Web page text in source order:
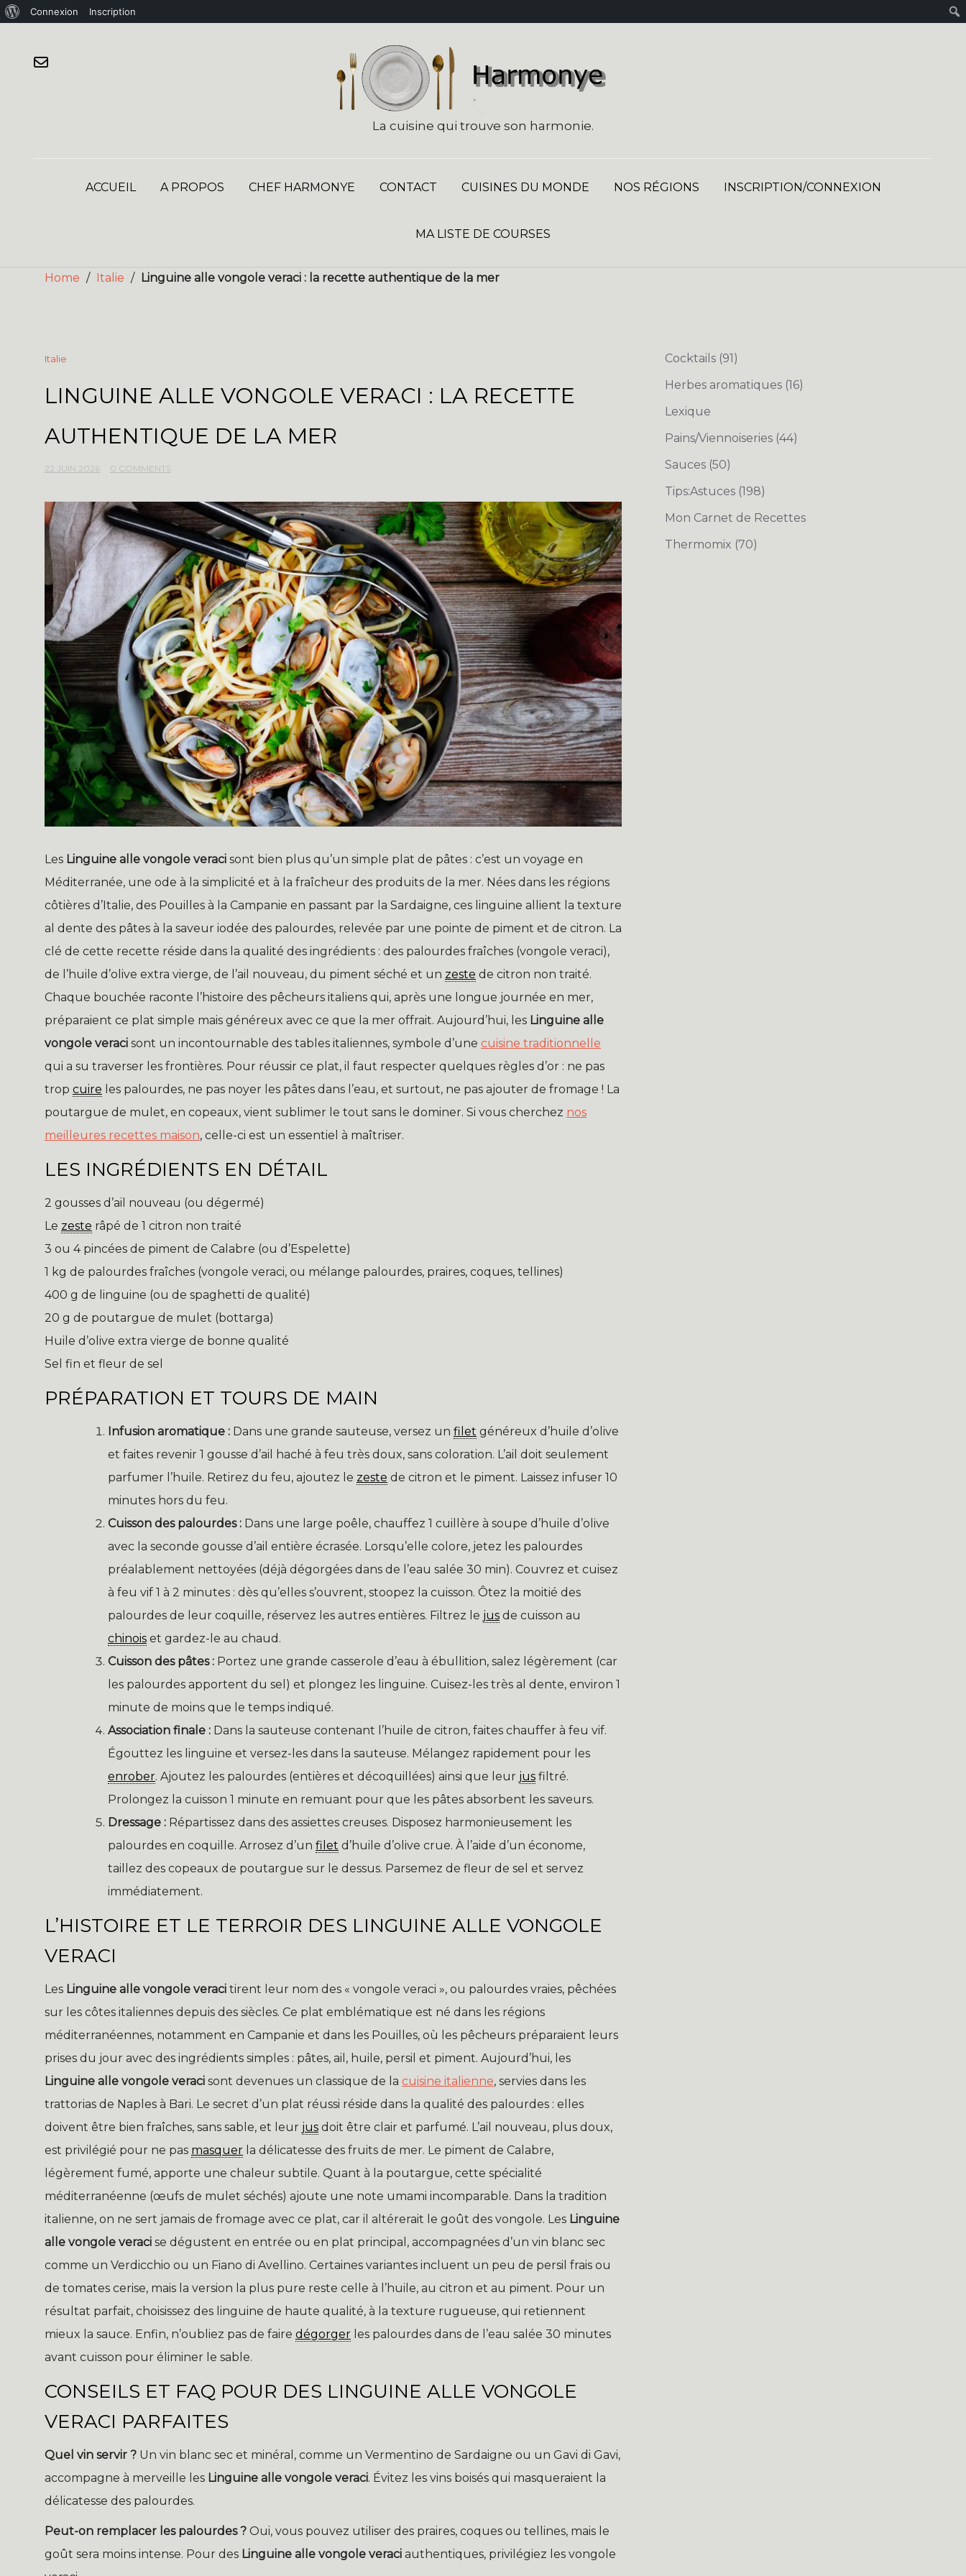
Connexion Inscription
La cuisine qui trouve son harmonie.
ACCUEIL A PROPOS CHEF HARMONYE CONTACT CUISINES DU MONDE NOS RÉGIONS INSCRIPTION/CONNEXION
MA LISTE DE COURSES
Home / Italie / Linguine alle vongole veraci : la recette authentique de la mer
Italie
LINGUINE ALLE VONGOLE VERACI : LA RECETTE
AUTHENTIQUE DE LA MER
22 JUIN 2026 0 COMMENTS
Les Linguine alle vongole veraci sont bien plus qu’un simple plat de pâtes : c’est un voyage en
Méditerranée, une ode à la simplicité et à la fraîcheur des produits de la mer. Nées dans les régions
côtières d’Italie, des Pouilles à la Campanie en passant par la Sardaigne, ces linguine allient la texture
al dente des pâtes à la saveur iodée des palourdes, relevée par une pointe de piment et de citron. La
clé de cette recette réside dans la qualité des ingrédients : des palourdes fraîches (vongole veraci),
de l’huile d’olive extra vierge, de l’ail nouveau, du piment séché et un zeste de citron non traité.
Chaque bouchée raconte l’histoire des pêcheurs italiens qui, après une longue journée en mer,
préparaient ce plat simple mais généreux avec ce que la mer offrait. Aujourd’hui, les Linguine alle
vongole veraci sont un incontournable des tables italiennes, symbole d’une cuisine traditionnelle
qui a su traverser les frontières. Pour réussir ce plat, il faut respecter quelques règles d’or : ne pas
trop cuire les palourdes, ne pas noyer les pâtes dans l’eau, et surtout, ne pas ajouter de fromage ! La
poutargue de mulet, en copeaux, vient sublimer le tout sans le dominer. Si vous cherchez nos
meilleures recettes maison, celle-ci est un essentiel à maîtriser.
LES INGRÉDIENTS EN DÉTAIL
2 gousses d’ail nouveau (ou dégermé)
Le zeste râpé de 1 citron non traité
3 ou 4 pincées de piment de Calabre (ou d’Espelette)
1 kg de palourdes fraîches (vongole veraci, ou mélange palourdes, praires, coques, tellines)
400 g de linguine (ou de spaghetti de qualité)
20 g de poutargue de mulet (bottarga)
Huile d’olive extra vierge de bonne qualité
Sel fin et fleur de sel
PRÉPARATION ET TOURS DE MAIN
Infusion aromatique : Dans une grande sauteuse, versez un filet généreux d’huile d’olive
et faites revenir 1 gousse d’ail haché à feu très doux, sans coloration. L’ail doit seulement
parfumer l’huile. Retirez du feu, ajoutez le zeste de citron et le piment. Laissez infuser 10
minutes hors du feu.
Cuisson des palourdes : Dans une large poêle, chauffez 1 cuillère à soupe d’huile d’olive
avec la seconde gousse d’ail entière écrasée. Lorsqu’elle colore, jetez les palourdes
préalablement nettoyées (déjà dégorgées dans de l’eau salée 30 min). Couvrez et cuisez
à feu vif 1 à 2 minutes : dès qu’elles s’ouvrent, stoopez la cuisson. Ôtez la moitié des
palourdes de leur coquille, réservez les autres entières. Filtrez le jus de cuisson au
chinois et gardez-le au chaud.
Cuisson des pâtes : Portez une grande casserole d’eau à ébullition, salez légèrement (car
les palourdes apportent du sel) et plongez les linguine. Cuisez-les très al dente, environ 1
minute de moins que le temps indiqué.
Association finale : Dans la sauteuse contenant l’huile de citron, faites chauffer à feu vif.
Égouttez les linguine et versez-les dans la sauteuse. Mélangez rapidement pour les
enrober. Ajoutez les palourdes (entières et décoquillées) ainsi que leur jus filtré.
Prolongez la cuisson 1 minute en remuant pour que les pâtes absorbent les saveurs.
Dressage : Répartissez dans des assiettes creuses. Disposez harmonieusement les
palourdes en coquille. Arrosez d’un filet d’huile d’olive crue. À l’aide d’un économe,
taillez des copeaux de poutargue sur le dessus. Parsemez de fleur de sel et servez
immédiatement.
L’HISTOIRE ET LE TERROIR DES LINGUINE ALLE VONGOLE
VERACI
Les Linguine alle vongole veraci tirent leur nom des « vongole veraci », ou palourdes vraies, pêchées
sur les côtes italiennes depuis des siècles. Ce plat emblématique est né dans les régions
méditerranéennes, notamment en Campanie et dans les Pouilles, où les pêcheurs préparaient leurs
prises du jour avec des ingrédients simples : pâtes, ail, huile, persil et piment. Aujourd’hui, les
Linguine alle vongole veraci sont devenues un classique de la cuisine italienne, servies dans les
trattorias de Naples à Bari. Le secret d’un plat réussi réside dans la qualité des palourdes : elles
doivent être bien fraîches, sans sable, et leur jus doit être clair et parfumé. L’ail nouveau, plus doux,
est privilégié pour ne pas masquer la délicatesse des fruits de mer. Le piment de Calabre,
légèrement fumé, apporte une chaleur subtile. Quant à la poutargue, cette spécialité
méditerranéenne (œufs de mulet séchés) ajoute une note umami incomparable. Dans la tradition
italienne, on ne sert jamais de fromage avec ce plat, car il altérerait le goût des vongole. Les Linguine
alle vongole veraci se dégustent en entrée ou en plat principal, accompagnées d’un vin blanc sec
comme un Verdicchio ou un Fiano di Avellino. Certaines variantes incluent un peu de persil frais ou
de tomates cerise, mais la version la plus pure reste celle à l’huile, au citron et au piment. Pour un
résultat parfait, choisissez des linguine de haute qualité, à la texture rugueuse, qui retiennent
mieux la sauce. Enfin, n’oubliez pas de faire dégorger les palourdes dans de l’eau salée 30 minutes
avant cuisson pour éliminer le sable.
CONSEILS ET FAQ POUR DES LINGUINE ALLE VONGOLE
VERACI PARFAITES
Quel vin servir ? Un vin blanc sec et minéral, comme un Vermentino de Sardaigne ou un Gavi di Gavi,
accompagne à merveille les Linguine alle vongole veraci. Évitez les vins boisés qui masqueraient la
délicatesse des palourdes.
Peut-on remplacer les palourdes ? Oui, vous pouvez utiliser des praires, coques ou tellines, mais le
goût sera moins intense. Pour des Linguine alle vongole veraci authentiques, privilégiez les vongole
Cocktails (91)
Herbes aromatiques (16)
Lexique
Pains/Viennoiseries (44)
Sauces (50)
Tips:Astuces (198)
Mon Carnet de Recettes
Thermomix (70)